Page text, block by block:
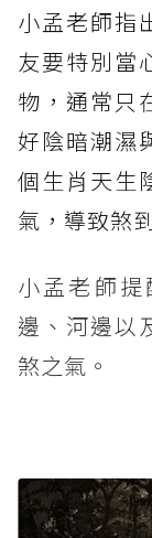
小孟老師指
友要特別當
物，通常只
好陰暗潮濕
個生肖天生
氣，導致煞
小孟老師
邊、河邊以
煞之氣。